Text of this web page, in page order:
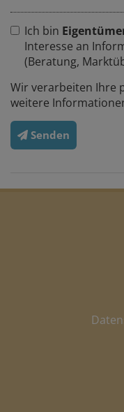
Ich bin
Interesse an
(Beratung,
Wir verarbeiten Ihre
weitere
Senden